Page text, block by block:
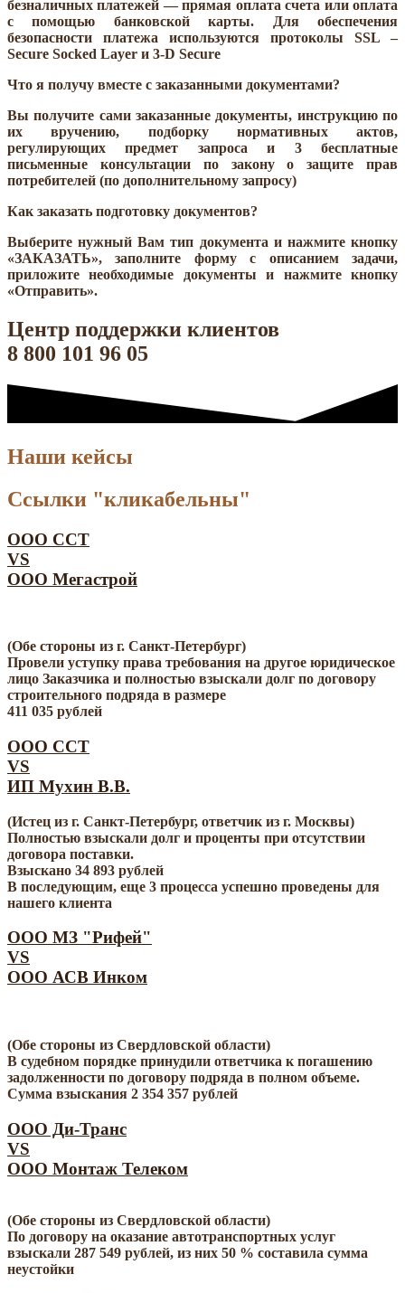
безналичных платежей — прямая оплата счета или оплата
с помощью банковской карты. Для обеспечения
безопасности платежа используются протоколы SSL –
Secure Socked Layer и 3-D Secure
Что я получу вместе с заказанными документами?
Вы получите сами заказанные документы, инструкцию по
их вручению, подборку нормативных актов,
регулирующих предмет запроса и 3 бесплатные
письменные консультации по закону о защите прав
потребителей (по дополнительному запросу)
Как заказать подготовку документов?
Выберите нужный Вам тип документа и нажмите кнопку
«ЗАКАЗАТЬ», заполните форму с описанием задачи,
приложите необходимые документы и нажмите кнопку
«Отправить».
Центр поддержки клиентов
8 800 101 96 05
Наши кейсы
Ссылки "кликабельны"
ООО ССТ
VS
ООО Мегастрой
(Обе стороны из г. Санкт-Петербург)
Провели уступку права требования на другое юридическое
лицо Заказчика и полностью взыскали долг по договору
строительного подряда в размере
411 035 рублей
ООО ССТ
VS
ИП Мухин В.В.
(Истец из г. Санкт-Петербург, ответчик из г. Москвы)
Полностью взыскали долг и проценты при отсутствии
договора поставки.
Взыскано 34 893 рублей
В последующим, еще 3 процесса успешно проведены для
нашего клиента
ООО МЗ "Рифей"
VS
ООО АСВ Инком
(Обе стороны из Свердловской области)
В судебном порядке принудили ответчика к погашению
задолженности по договору подряда в полном объеме.
Сумма взыскания 2 354 357 рублей
ООО Ди-Транс
VS
ООО Монтаж Телеком
(Обе стороны из Свердловской области)
По договору на оказание автотранспортных услуг
взыскали 287 549 рублей, из них 50 % составила сумма
неустойки